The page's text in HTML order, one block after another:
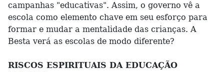
campanhas "educativas". Assim, o governo vê a
escola como elemento chave em seu esforço para
formar e mudar a mentalidade das crianças. A
Besta verá as escolas de modo diferente?
RISCOS ESPIRITUAIS DA EDUCAÇÃO